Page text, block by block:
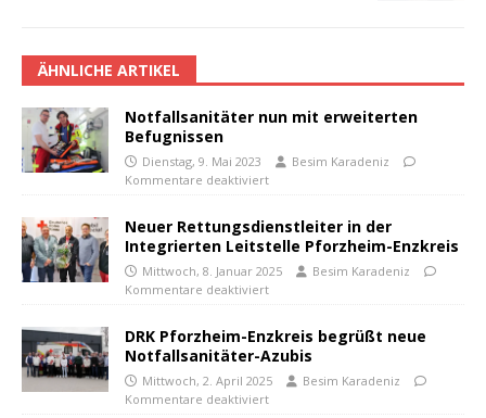
ÄHNLICHE ARTIKEL
Notfallsanitäter nun mit erweiterten
Befugnissen
Dienstag, 9. Mai 2023
Besim Karadeniz
Kommentare deaktiviert
Neuer Rettungsdienstleiter in der
Integrierten Leitstelle Pforzheim-Enzkreis
Mittwoch, 8. Januar 2025
Besim Karadeniz
Kommentare deaktiviert
DRK Pforzheim-Enzkreis begrüßt neue
Notfallsanitäter-Azubis
Mittwoch, 2. April 2025
Besim Karadeniz
Kommentare deaktiviert